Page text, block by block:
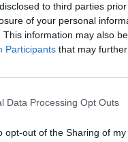
to third parties
of your personal
This information may also
Participants that may
Data Processing Opt Outs
opt-out of the Sharing of my
Φεστιβάλ της
ήταν η μεγαλύτερη
έκθεση για τα 40
της Λέσχης
προσέλκυσε
συγκροτήματα: